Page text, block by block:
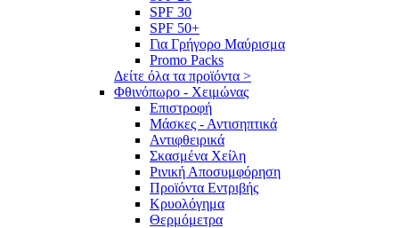
SPF 30
SPF 50+
Για Γρήγορο Μαύρισμα
Promo Packs
Δείτε όλα τα προϊόντα >
Φθινόπωρο - Χειμώνας
Επιστροφή
Μάσκες - Αντισηπτικά
Αντιφθειρικά
Σκασμένα Χείλη
Ρινική Αποσυμφόρηση
Προϊόντα Εντριβής
Κρυολόγημα
Θερμόμετρα